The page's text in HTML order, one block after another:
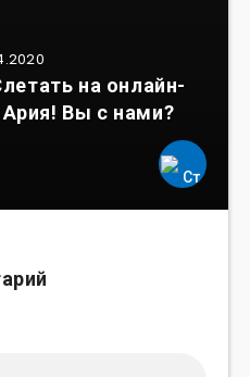
на онлайн-
Вы с нами?